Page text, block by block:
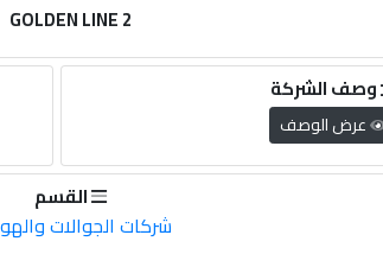
GOLDEN LINE 2
وصف الشركة
عرض الوصف
القسم
شركات الجوالات